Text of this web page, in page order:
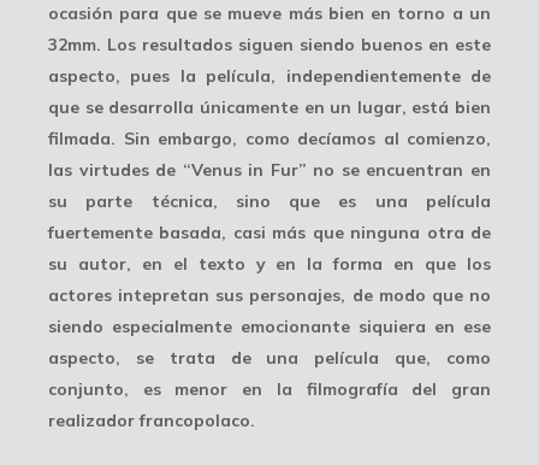
ocasión para que se mueve más bien en torno a un
32mm. Los resultados siguen siendo buenos en este
aspecto, pues la película, independientemente de
que se desarrolla únicamente en un lugar, está bien
filmada. Sin embargo, como decíamos al comienzo,
las virtudes de “Venus in Fur” no se encuentran en
su parte técnica, sino que es una película
fuertemente basada, casi más que ninguna otra de
su autor, en el texto y en la forma en que los
actores intepretan sus personajes, de modo que no
siendo especialmente emocionante siquiera en ese
aspecto, se trata de una película que, como
conjunto, es menor en la filmografía del gran
realizador francopolaco.